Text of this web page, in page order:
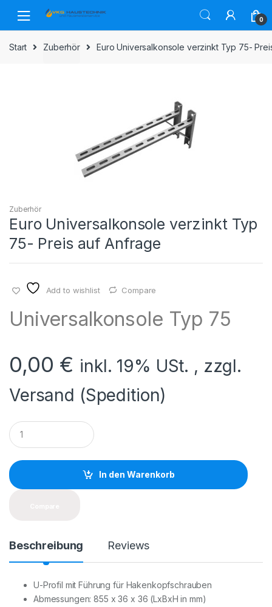
navigation
content
0
Start Zuberhör Euro Universalkonsole verzinkt Typ 75-
Zuberhör
Euro Universalkonsole verzinkt Typ
75- Preis auf Anfrage
Add to wishlist Compare
Universalkonsole Typ 75
0,00 € inkl. 19% USt. , zzgl.
Versand (Spedition)
Q
u
a
t
i
In den Warenkorb
Beschreibung Reviews
U-Profil mit Führung für Hakenkopfschrauben
Abmessungen: 855 x 36 x 36 (LxBxH in mm)